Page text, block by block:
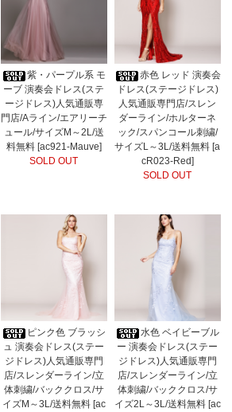
紫・パープル系 モ
ーブ 演奏会ドレス(ステ
ージドレス)人気通販専
門店/Aライン/エアリーチ
ュール/サイズM～2L/送
料無料 [ac921-Mauve]
SOLD OUT
赤色 レッド 演奏会
ドレス(ステージドレス)
人気通販専門店/スレン
ダーライン/ホルターネ
ック/スパンコール刺繍/
サイズL～3L/送料無料 [a
cR023-Red]
SOLD OUT
ピンク色 ブラッシ
ュ 演奏会ドレス(ステー
ジドレス)人気通販専門
店/スレンダーライン/立
体刺繍/バッククロス/サ
イズM～3L/送料無料 [ac
水色 ベイビーブル
ー 演奏会ドレス(ステー
ジドレス)人気通販専門
店/スレンダーライン/立
体刺繍/バッククロス/サ
イズ2L～3L/送料無料 [ac